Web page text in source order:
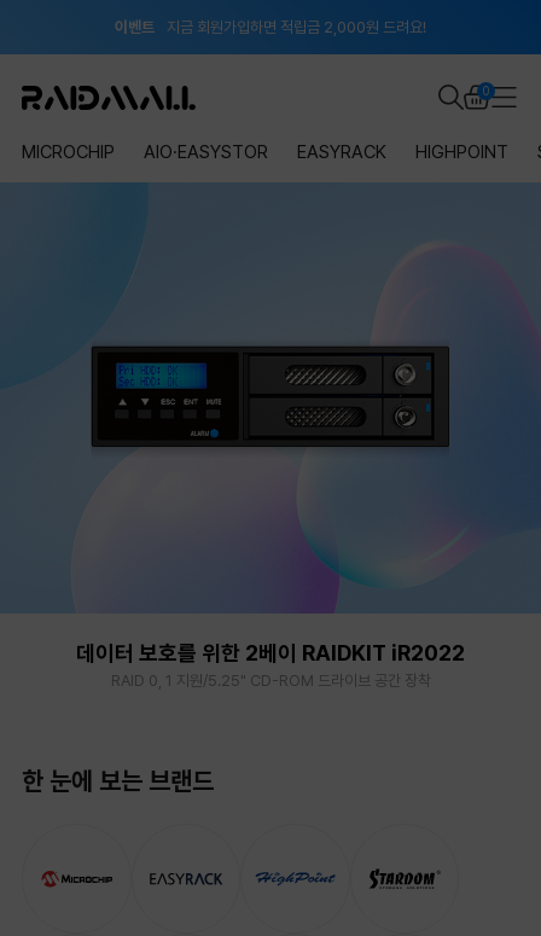
이벤트 지금 회원가입하면 적립금 2,000원 드려요!
공지 0
MICROCHIP AIO·EASYSTOR EASYRACK HIGHPOINT
데이터 보호를 위한 2베이 RAIDKIT iR2022
RAID 0, 1 지원/5.25" CD-ROM 드라이브 공간 장착
한 눈에 보는 브랜드